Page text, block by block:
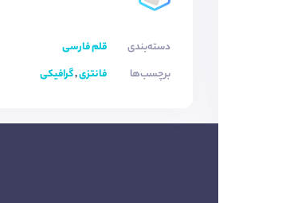
دسته‌بندی
قلم فارسی
برچسب‌ها
فانتزی,گرافیکی